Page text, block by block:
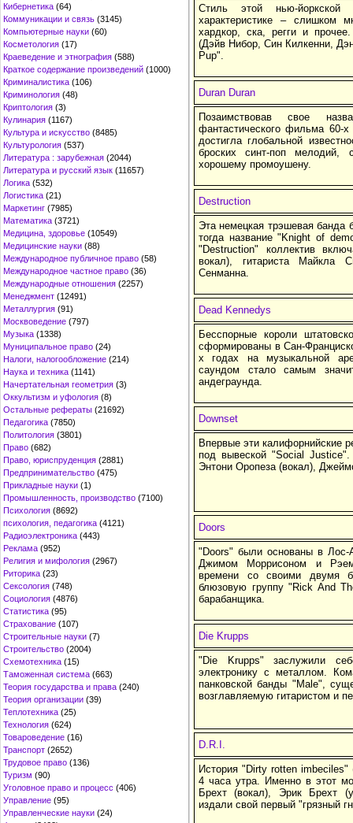
Кибернетика (64)
Коммуникации и связь (3145)
Компьютерные науки (60)
Косметология (17)
Краеведение и этнография (588)
Краткое содержание произведений (1000)
Криминалистика (106)
Криминология (48)
Криптология (3)
Кулинария (1167)
Культура и искусство (8485)
Культурология (537)
Литература : зарубежная (2044)
Литература и русский язык (11657)
Логика (532)
Логистика (21)
Маркетинг (7985)
Математика (3721)
Медицина, здоровье (10549)
Медицинские науки (88)
Международное публичное право (58)
Международное частное право (36)
Международные отношения (2257)
Менеджмент (12491)
Металлургия (91)
Москвоведение (797)
Музыка (1338)
Муниципальное право (24)
Налоги, налогообложение (214)
Наука и техника (1141)
Начертательная геометрия (3)
Оккультизм и уфология (8)
Остальные рефераты (21692)
Педагогика (7850)
Политология (3801)
Право (682)
Право, юриспруденция (2881)
Предпринимательство (475)
Прикладные науки (1)
Промышленность, производство (7100)
Психология (8692)
психология, педагогика (4121)
Радиоэлектроника (443)
Реклама (952)
Религия и мифология (2967)
Риторика (23)
Сексология (748)
Социология (4876)
Статистика (95)
Страхование (107)
Строительные науки (7)
Строительство (2004)
Схемотехника (15)
Таможенная система (663)
Теория государства и права (240)
Теория организации (39)
Теплотехника (25)
Технология (624)
Товароведение (16)
Транспорт (2652)
Трудовое право (136)
Туризм (90)
Уголовное право и процесс (406)
Управление (95)
Управленческие науки (24)
Стиль этой нью-
характеристике – слишком
хардкор, ска, регги и
(Дэйв Нибор, Син Килкенни,
Pup".
Duran Duran
Позаимствовав свое
фантастического фильма 60-х
достигла глобальной
броских синт-поп мелодий,
хорошему промоушену.
Destruction
Эта немецкая трэшевая банда
тогда название "Knight of
"Destruction" коллектив
вокал), гитариста Майкла
Сенманна.
Dead Kennedys
Бесспорные короли
сформированы в Сан-
х годах на музыкальной
саундом стало самым
андеграунда.
Downset
Впервые эти калифорнийские
под вывеской "Social
Энтони Оропеза (вокал),
Doors
"Doors" были основаны в Лос-
Джимом Моррисоном и
времени со своими двумя
блюзовую группу "Rick And
барабанщика.
Die Krupps
"Die Krupps" заслужили
электронику с металлом.
панковской банды "Male",
возглавляемую гитаристом и
D.R.I.
История "Dirty rotten
4 часа утра. Именно в этот
Брехт (вокал), Эрик Брехт
издали свой первый "грязный